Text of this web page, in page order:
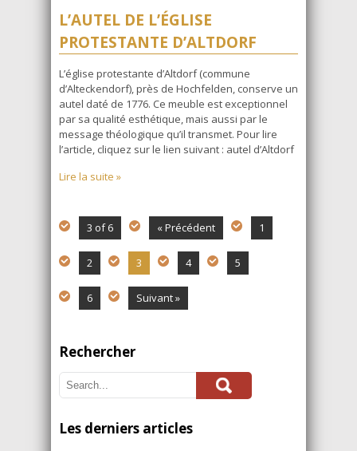
L’AUTEL DE L’ÉGLISE
PROTESTANTE D’ALTDORF
L’église protestante d’Altdorf (commune
d’Alteckendorf), près de Hochfelden, conserve un
autel daté de 1776. Ce meuble est exceptionnel
par sa qualité esthétique, mais aussi par le
message théologique qu’il transmet. Pour lire
l’article, cliquez sur le lien suivant : autel d’Altdorf
Lire la suite »
3 of 6 « Précédent 1
2 3 4 5
6 Suivant »
Rechercher
Les derniers articles